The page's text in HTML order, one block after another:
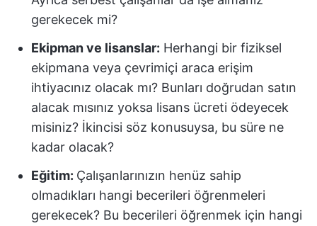
gerekecek mi?
Ekipman ve lisanslar: Herhangi bir fiziksel
ekipmana veya çevrimiçi araca erişim
ihtiyacınız olacak mı? Bunları doğrudan satın
alacak mısınız yoksa lisans ücreti ödeyecek
misiniz? İkincisi söz konusuysa, bu süre ne
kadar olacak?
Eğitim: Çalışanlarınızın henüz sahip
olmadıkları hangi becerileri öğrenmeleri
gerekecek? Bu becerileri öğrenmek için hangi